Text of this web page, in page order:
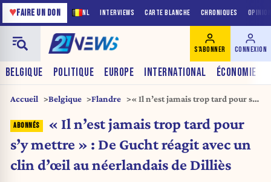
NL INTERVIEWS CARTE BLANCHE CHRONIQUES
♥FAIRE UN DON
BELGIQUE POLITIQUE EUROPE INTERNATIONAL ÉCONOMIE
S'ABONNER CONNEXION
Accueil Belgique Flandre
« Il n’est jamais trop tard pour s’y
un clin d’œil au néerlandais de
Dilliès
« Il n’est jamais trop tard pour
s’y mettre » : De Gucht réagit avec un
clin d’œil au néerlandais de Dilliès